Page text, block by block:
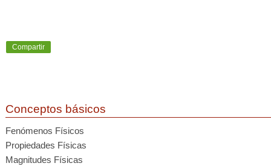
Compartir
Conceptos básicos
Fenómenos Físicos
Propiedades Físicas
Magnitudes Físicas